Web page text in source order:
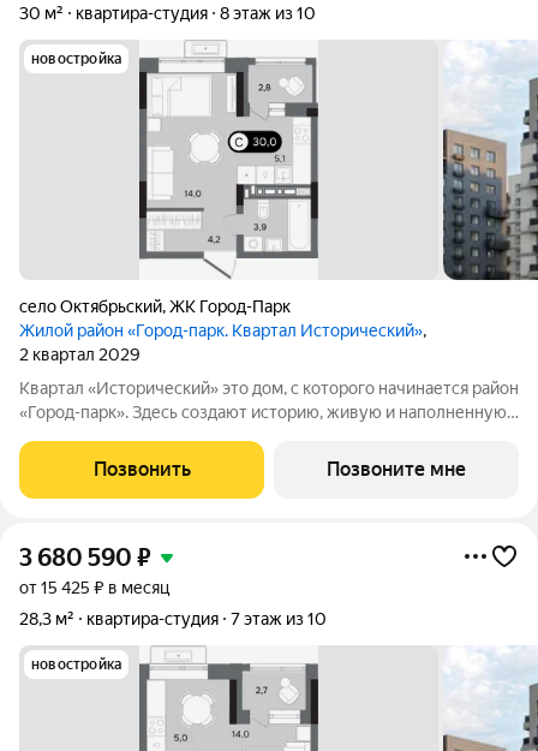
30 м²
квартира-студия 8 этаж из 10
новостройка
село Октябрьский,ЖК Город-Парк
Жилой район «Город-парк. Квартал Исторический»,
2 квартал 2029
Квартал «Исторический» это дом, с которого начинается район
«Город-парк». Здесь создают историю, живую и наполненную
от семи до десяти этажей и двух десятиэтажных башен,
выходящих на
Позвонить Позвоните мне
3 680 590 ₽
от 15 425 ₽ в месяц
28,3 м²
квартира-студия 7 этаж из 10
новостройка